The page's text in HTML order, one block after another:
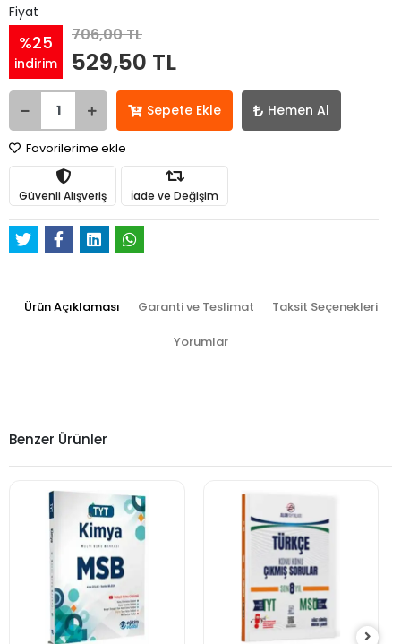
Fiyat
%25
indirim
706,00 TL
529,50 TL
Sepete Ekle Hemen Al
Favorilerime ekle
Güvenli Alışveriş İade ve Değişim
Ürün Açıklaması Garanti ve Teslimat Taksit Seçenekleri
Yorumlar
Benzer Ürünler